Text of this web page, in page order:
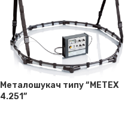
Металошукач типу “METEX
4.251”